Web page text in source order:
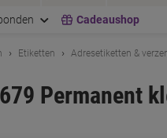
Cadeaushop
Etiketten Adresetiketten &
Permanent